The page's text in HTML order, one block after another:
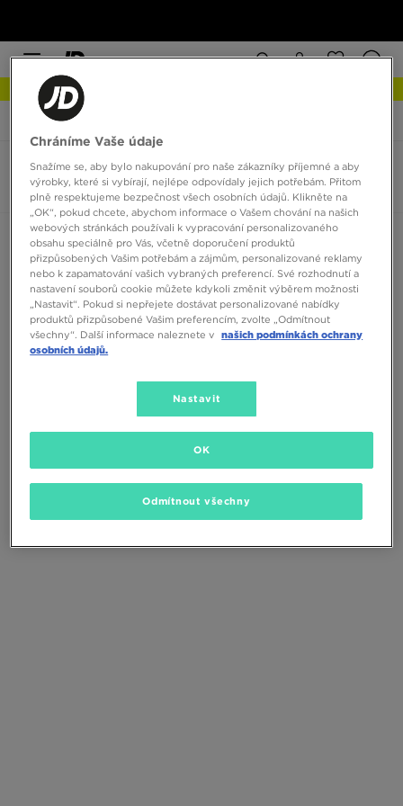
JD Sports New Balance WRPD Runner
New Balance WRPD Runner
0 produktů
Seřadit:Doporučené Filtrovat
Žádné produkty k zobrazení
Změňte kritéria vyhledávání nebo
odstraňte vybrané filtry
Chráníme Vaše údaje
Snažíme se, aby bylo nakupování pro naše zákazníky příjemné a aby
výrobky, které si vybírají, nejlépe odpovídaly jejich potřebám. Přitom
plně respektujeme bezpečnost všech osobních údajů. Klikněte na
„OK“, pokud chcete, abychom informace o Vašem chování na našich
webových stránkách používali k vypracování personalizovaného
obsahu speciálně pro Vás, včetně doporučení produktů
přizpůsobených Vašim potřebám a zájmům, personalizované reklamy
nebo k zapamatování vašich vybraných preferencí. Své rozhodnutí a
nastavení souborů cookie můžete kdykoli změnit výběrem možnosti
„Nastavit“. Pokud si nepřejete dostávat personalizované nabídky
produktů přizpůsobené Vašim preferencím, zvolte „Odmítnout
všechny“. Další informace naleznete v našich podmínkách ochrany
osobních údajů.
Nastavit
Odmítnout všechny
OK